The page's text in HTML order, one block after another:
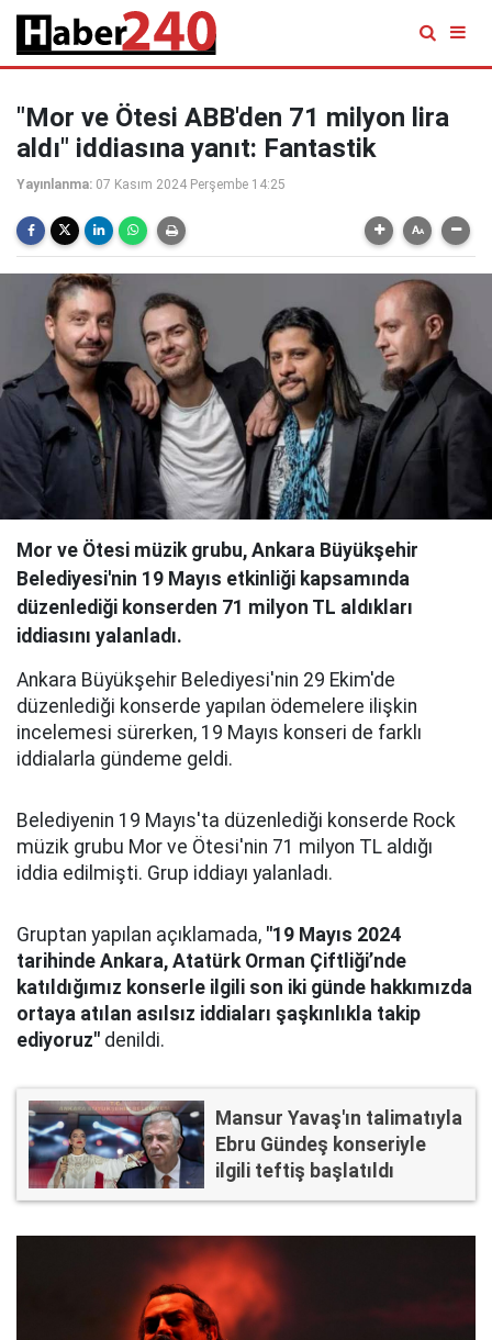
"Mor ve Ötesi ABB'den 71 milyon lira
aldı" iddiasına yanıt: Fantastik
Yayınlanma: 07 Kasım 2024 Perşembe 14:25
Mor ve Ötesi müzik grubu, Ankara Büyükşehir
Belediyesi'nin 19 Mayıs etkinliği kapsamında
düzenlediği konserden 71 milyon TL aldıkları
iddiasını yalanladı.
Ankara Büyükşehir Belediyesi'nin 29 Ekim'de
düzenlediği konserde yapılan ödemelere ilişkin
incelemesi sürerken, 19 Mayıs konseri de farklı
iddialarla gündeme geldi.
Belediyenin 19 Mayıs'ta düzenlediği konserde Rock
müzik grubu Mor ve Ötesi'nin 71 milyon TL aldığı
iddia edilmişti. Grup iddiayı yalanladı.
Gruptan yapılan açıklamada, "19 Mayıs 2024
tarihinde Ankara, Atatürk Orman Çiftliği’nde
katıldığımız konserle ilgili son iki günde hakkımızda
ortaya atılan asılsız iddiaları şaşkınlıkla takip
ediyoruz" denildi.
Mansur Yavaş'ın talimatıyla
Ebru Gündeş konseriyle
ilgili teftiş başlatıldı